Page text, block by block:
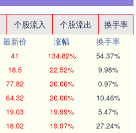
个股流入 个股流出
换手率
最新价 涨幅
换手率
41 134.82% 54.37%
18.5 22.52% 9.98%
77.82 20.00% 0.97%
64.32 20.00% 10.46%
19.03 19.99% 5.47%
18.02 19.97% 27.24%